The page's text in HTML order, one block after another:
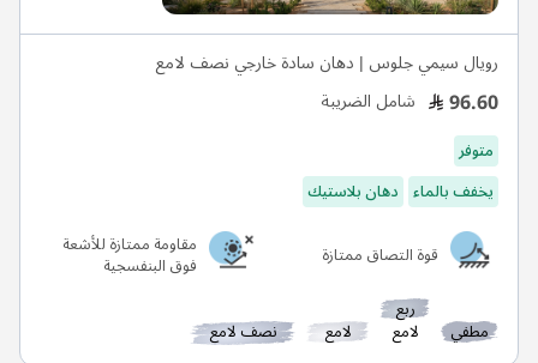
رويال سيمي جلوس | دهان سادة خارجي نصف لامع
96.60 شامل الضريبة
متوفر
يخفف بالماء دهان بلاستيك
قوة التصاق ممتازة
مقاومة ممتازة للأشعة
فوق البنفسجية
مطفي
ربع
لامع لامع نصف لامع